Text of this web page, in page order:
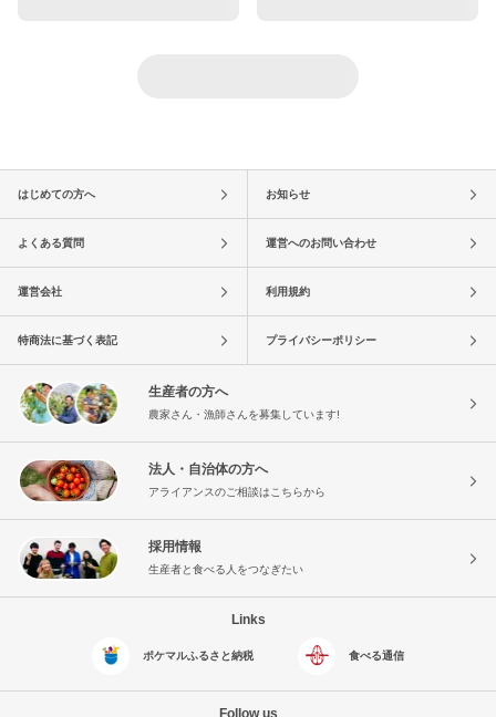
はじめての方へ お知らせ
よくある質問 運営へのお問い合わせ
運営会社 利用規約
特商法に基づく表記 プライバシーポリシー
生産者の方へ
農家さん・漁師さんを募集しています!
法人・自治体の方へ
アライアンスのご相談はこちらから
採用情報
生産者と食べる人をつなぎたい
Links
ポケマルふるさと納税 食べる通信
Follow us